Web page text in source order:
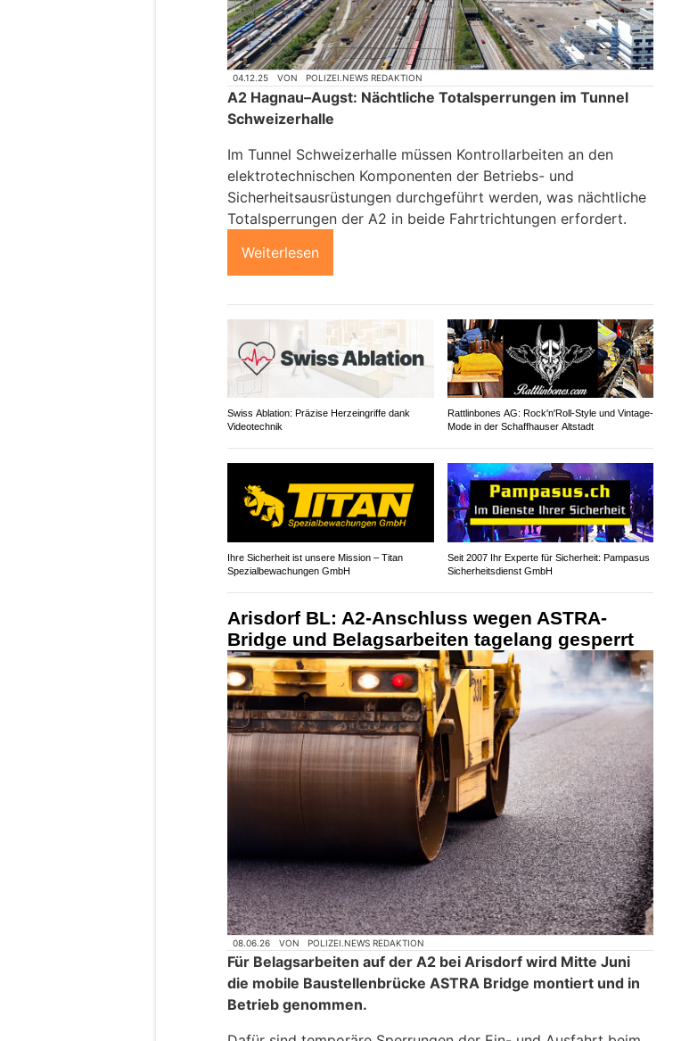
04.12.25 VON POLIZEI.NEWS REDAKTION
A2 Hagnau–Augst: Nächtliche Totalsperrungen im Tunnel
Schweizerhalle
Im Tunnel Schweizerhalle müssen Kontrollarbeiten an den
elektrotechnischen Komponenten der Betriebs- und
Sicherheitsausrüstungen durchgeführt werden, was nächtliche
Totalsperrungen der A2 in beide Fahrtrichtungen erfordert.
Weiterlesen
Swiss Ablation: Präzise Herzeingriffe dank
Videotechnik
Rattlinbones AG: Rock'n'Roll-Style und Vintage-
Mode in der Schaffhauser Altstadt
Ihre Sicherheit ist unsere Mission – Titan
Spezialbewachungen GmbH
Seit 2007 Ihr Experte für Sicherheit: Pampasus
Sicherheitsdienst GmbH
Arisdorf BL: A2-Anschluss wegen ASTRA-
Bridge und Belagsarbeiten tagelang gesperrt
08.06.26 VON POLIZEI.NEWS REDAKTION
Für Belagsarbeiten auf der A2 bei Arisdorf wird Mitte Juni
die mobile Baustellenbrücke ASTRA Bridge montiert und in
Betrieb genommen.